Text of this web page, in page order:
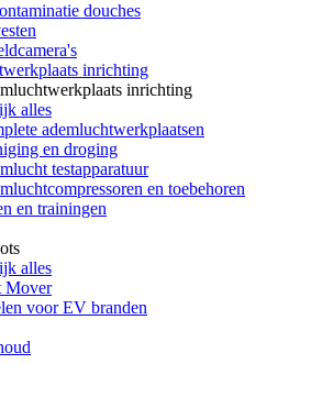
douches
inrichting
inrichting
alles
ademluchtwerkplaatsen
en droging
testapparatuur
en toebehoren
en trainingen
alles
Mover
voor EV branden